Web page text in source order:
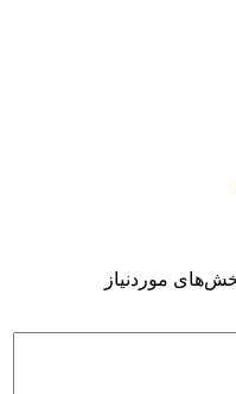
موردنیاز